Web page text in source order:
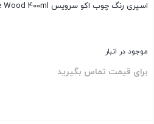
اسپری رنگ چوب اکو سرویس Eco Service Wood 400ml
موجود در انبار
برای قیمت تماس بگیرید